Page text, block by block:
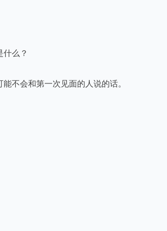
么？
不会和第一次见面的人说的话。